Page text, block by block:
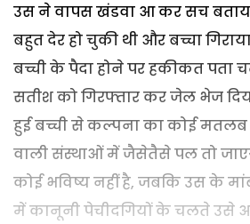
उस ने वापस खंडवा आ कर सच
बहुत देर हो चुकी थी और बच्चा
बच्ची के पैदा होने पर हकीकत पता
सतीश को गिरफ्तार कर जेल भेज
हुई बच्ची से कल्पना का कोई मतलब
वाली संस्थाओं में जैसेतैसे पल तो
कोई भविष्य नहीं है, जबकि उस के
में कानूनी पेचीदगियों के चलते उसे